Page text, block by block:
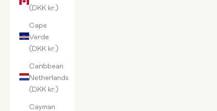
(DKK kr.)
Cape
Verde
(DKK kr.)
Caribbean
Netherlands
(DKK kr.)
Cayman